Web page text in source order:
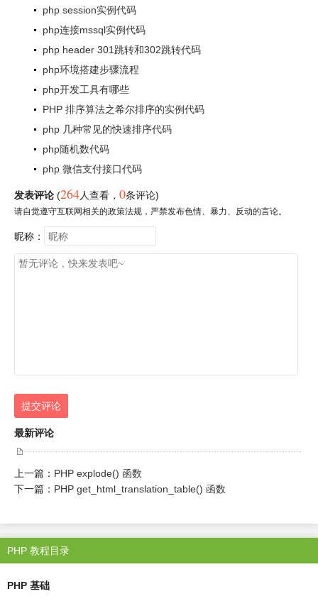
php session实例代码
php连接mssql实例代码
php header 301跳转和302跳转代码
php环境搭建步骤流程
php开发工具有哪些
PHP 排序算法之希尔排序的实例代码
php 几种常见的快速排序代码
php随机数代码
php 微信支付接口代码
发表评论 (264人查看 ， 0条评论)
请自觉遵守互联网相关的政策法规，严禁发布色情、暴力、反动的言论。
昵称：
提交评论
最新评论
上一篇： PHP explode() 函数
下一篇： PHP get_html_translation_table() 函数
PHP 教程目录
PHP 基础